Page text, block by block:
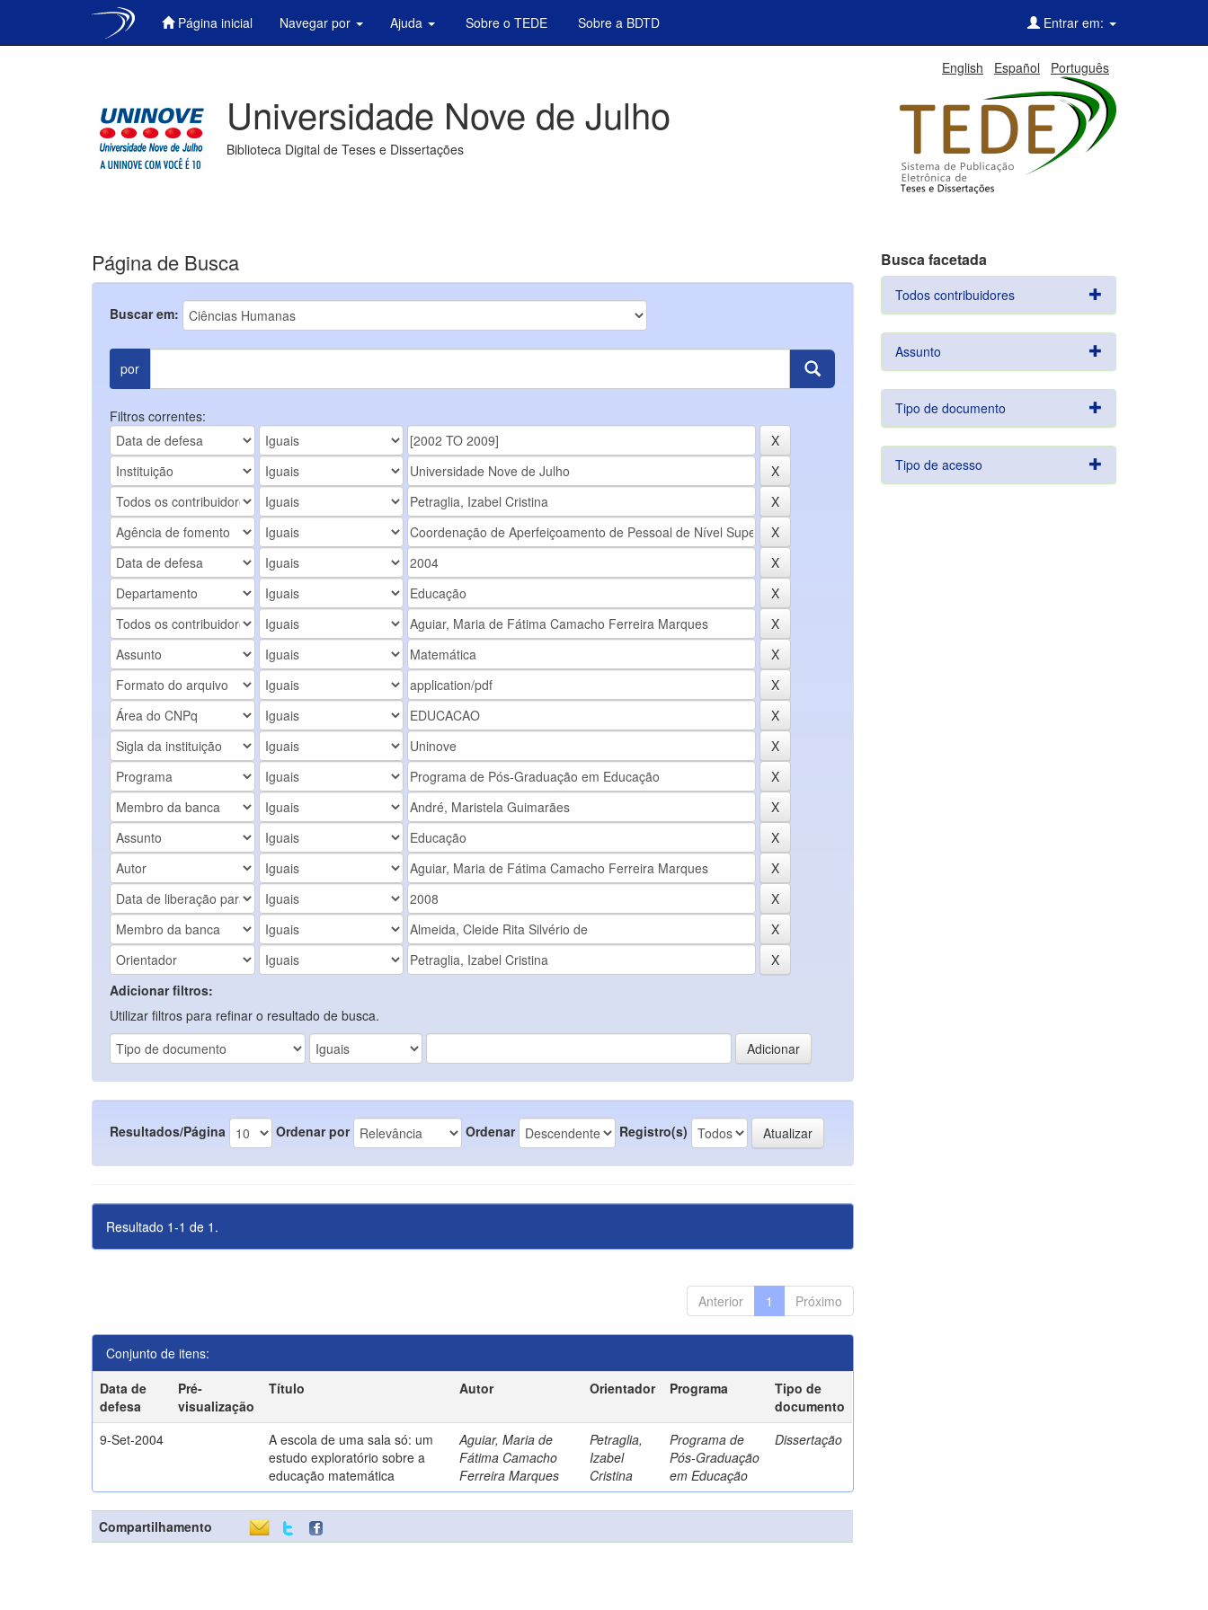
Página inicial Navegar por Ajuda Sobre o TEDE Sobre a BDTD Entrar em:
English Español Português
Universidade Nove de Julho
Biblioteca Digital de Teses e Dissertações
Página de Busca
Buscar em:
por
Filtros correntes:
Adicionar filtros:
Utilizar filtros para refinar o resultado de busca.
Resultados/Página Ordenar por Ordenar Registro(s)
Resultado 1-1 de 1.
Anterior 1 Próximo
Conjunto de itens:
Data de
defesa
Pré-
visualização
Título Autor Orientador Programa
Tipo de
documento
9-Set-2004
A escola de uma sala só: um
estudo exploratório sobre a
educação matemática
Aguiar, Maria de
Fátima Camacho
Ferreira Marques
Petraglia,
Izabel
Cristina
Programa de
Pós-Graduação
em Educação
Dissertação
Compartilhamento
Busca facetada
Todos contribuidores
Assunto
Tipo de documento
Tipo de acesso